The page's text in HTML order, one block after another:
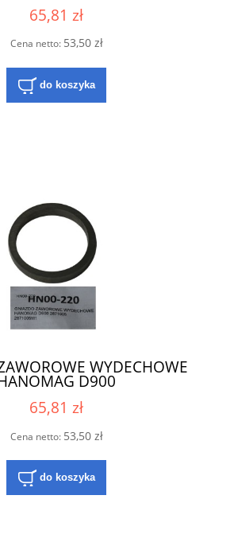
65,81 zł
Cena netto: 53,50 zł
do koszyka
WYDECHOWE
D900
65,81 zł
Cena netto: 53,50 zł
do koszyka